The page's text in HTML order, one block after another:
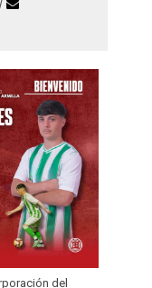
|
del